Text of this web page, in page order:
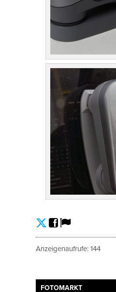
Anzeigenaufrufe: 144
FOTOMARKT